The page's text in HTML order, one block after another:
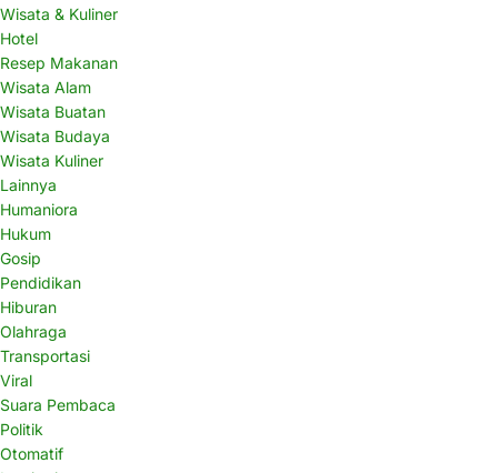
Wisata & Kuliner
Hotel
Resep Makanan
Wisata Alam
Wisata Buatan
Wisata Budaya
Wisata Kuliner
Lainnya
Humaniora
Hukum
Gosip
Pendidikan
Hiburan
Olahraga
Transportasi
Viral
Suara Pembaca
Politik
Otomatif